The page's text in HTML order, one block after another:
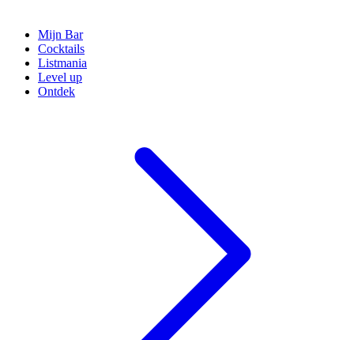
Mijn Bar
Cocktails
Listmania
Level up
Ontdek